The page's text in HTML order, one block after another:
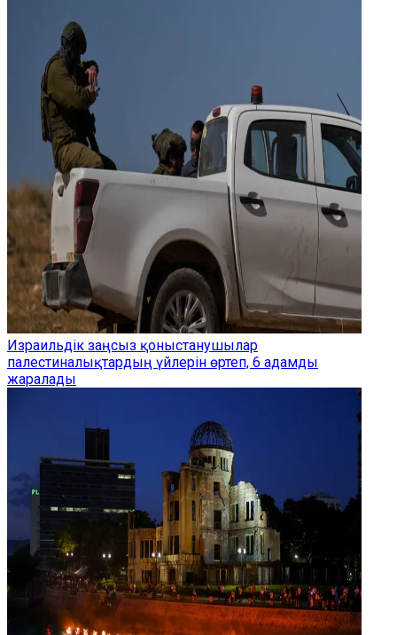
Израильдік заңсыз қоныстанушылар
палестиналықтардың үйлерін өртеп, 6 адамды
жаралады